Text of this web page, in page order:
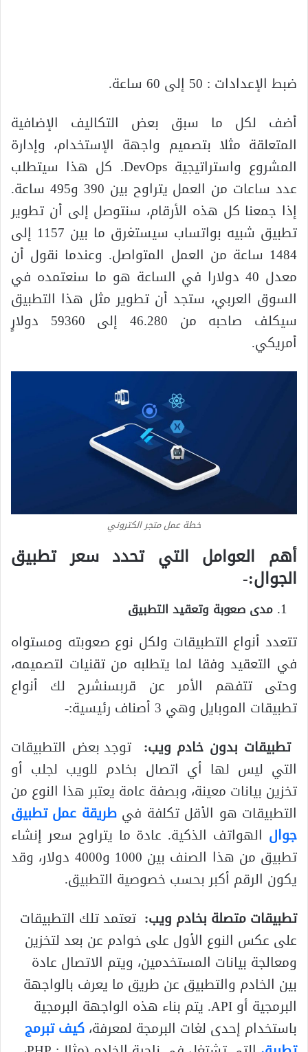
ضبط الإعدادات : 50 إلى 60 ساعة.
أضف لكل ما سبق بعض التكاليف الإضافية
المتعلقة مثلا بتصميم واجهة الإستخدام، وإدارة
المشروع واستراتيجية DevOps. كل هذا سيتطلب
عدد ساعات من العمل يتراوح بين 390 و495 ساعة.
إذا جمعنا كل هذه الأرقام، سنتوصل إلى أن تطوير
تطبيق شبيه بواتساب سيستغرق ما بين 1157 إلى
1484 ساعة من العمل المتواصل. وعندما نقول أن
معدل 40 دولارا في الساعة هو ما سنعتمده في
السوق العربي، ستجد أن تطوير مثل هذا التطبيق
سيكلف صاحبه من 46.280 إلى 59360 دولارٍ
أمريكي.
خطة عمل متجر الكتروني
أهم العوامل التي تحدد سعر تطبيق
الجوال:-
مدى صعوبة وتعقيد التطبيق
تتعدد أنواع التطبيقات ولكل نوع صعوبته ومستواه
في التعقيد وفقا لما يتطلبه من تقنيات لتصميمه،
وحتى تتفهم الأمر عن قربسنشرح لك أنواع
تطبيقات الموبايل وهي 3 أصناف رئيسية:-
تطبيقات بدون خادم ويب:توجد بعض التطبيقات
التي ليس لها أي اتصال بخادم للويب لجلب أو
تخزين بيانات معينة، وبصفة عامة يعتبر هذا النوع من
التطبيقات هو الأقل تكلفة فيطريقة عمل تطبيق
جوال الهواتف الذكية. عادة ما يتراوح سعر إنشاء
تطبيق من هذا الصنف بين 1000 و4000 دولار، وقد
يكون الرقم أكبر بحسب خصوصية التطبيق.
تطبيقات متصلة بخادم ويب: تعتمد تلك التطبيقات
على عكس النوع الأول على خوادم عن بعد لتخزين
ومعالجة بيانات المستخدمين، ويتم الاتصال عادة
بين الخادم والتطبيق عن طريق ما يعرف بالواجهة
البرمجية أو API. يتم بناء هذه الواجهة البرمجية
باستخدام إحدى لغات البرمجة لمعرفة،كيف تبرمج